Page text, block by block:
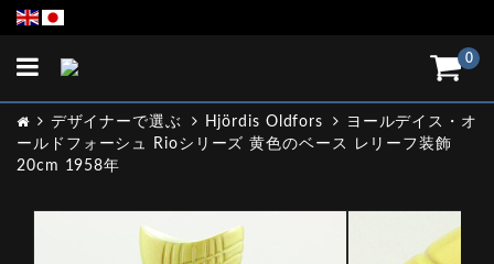
0
Toggle
デザイナーで選ぶ Hjördis Oldfors
ヨールデイス・オ
ールドフォーシュ Rioシリーズ 黄色のベース レリーフ装飾
20cm 1958年